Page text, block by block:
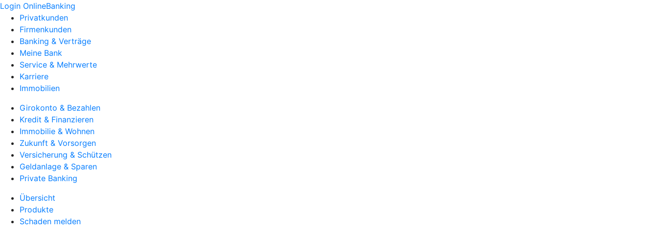
Login OnlineBanking
Privatkunden
Firmenkunden
Banking & Verträge
Meine Bank
Service & Mehrwerte
Karriere
Immobilien
Girokonto & Bezahlen
Kredit & Finanzieren
Immobilie & Wohnen
Zukunft & Vorsorgen
Versicherung & Schützen
Geldanlage & Sparen
Private Banking
Übersicht
Produkte
Schaden melden